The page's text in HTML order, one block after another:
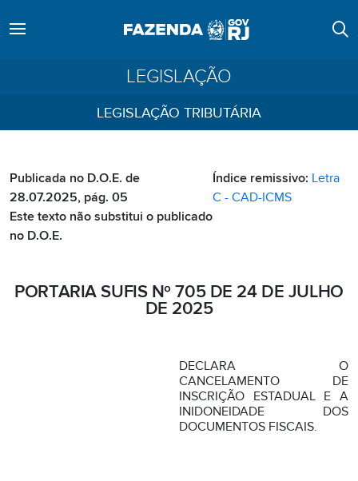
LEGISLAÇÃO
LEGISLAÇÃO TRIBUTÁRIA
Publicada no D.O.E. de
28.07.2025, pág. 05
Este texto não substitui o publicado
no D.O.E.
Índice remissivo: Letra
C - CAD-ICMS
PORTARIA SUFIS Nº 705 DE 24 DE JULHO
DE 2025
DECLARA O
CANCELAMENTO DE
INSCRIÇÃO ESTADUAL E A
INIDONEIDADE DOS
DOCUMENTOS FISCAIS.